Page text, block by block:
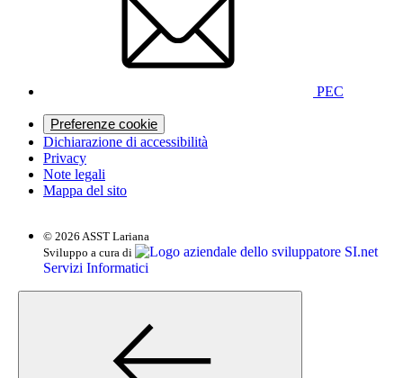
PEC
Preferenze cookie
Dichiarazione di accessibilità
Privacy
Note legali
Mappa del sito
© 2026 ASST Lariana
Sviluppo a cura di
SI.net
Servizi Informatici